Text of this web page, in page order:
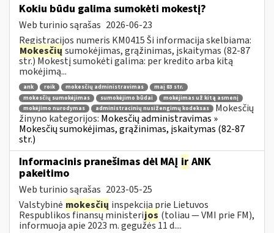
Kokiu būdu galima sumokėti mokestį?
Web turinio sąrašas 2026-06-23
Registracijos numeris KM0415 Ši informacija skelbiama:
Mokesčių sumokėjimas, grąžinimas, įskaitymas (82-87
str.) Mokestį sumokėti galima: per kredito arba kitą
mokėjimą...
ank roik mokesčių administravimas
maį 83 str.
mokesčių sumokėjimas
sumokėjimo būdai
mokėjimas už kitą asmenį
mokėjimo nurodymas
administracinių nusižengimų kodeksas
Mokesčių
žinyno kategorijos: Mokesčių administravimas »
Mokesčių sumokėjimas, grąžinimas, įskaitymas (82-87
str.)
Informacinis pranešimas dėl MAĮ ir ANK
pakeitimo
Web turinio sąrašas 2023-05-25
Valstybinė mokesčių inspekcija prie Lietuvos
Respublikos finansų ministerijos (toliau — VMI prie FM),
informuoja apie 2023 m. gegužės 11 d....